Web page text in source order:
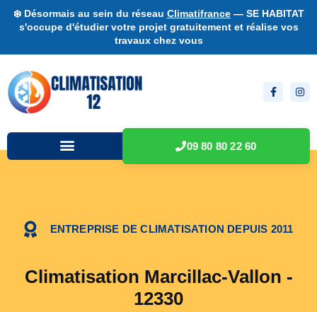
❄️ Désormais au sein du réseau Climatifrance— SE HABITAT
s'occupe d'étudier votre projet gratuitement et réalise vos
travaux chez vous
09 80 80 22 60
ENTREPRISE DE CLIMATISATION DEPUIS 2011
Climatisation Marcillac-Vallon -
12330